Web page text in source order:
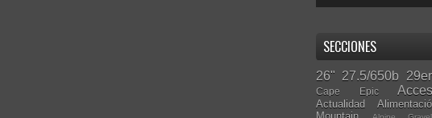
SECCIONES
26" 27.5/650b 29er
Cape Epic
Actualidad